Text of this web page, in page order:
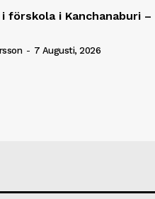
förskola i Kanchanaburi –
- 7 Augusti, 2026